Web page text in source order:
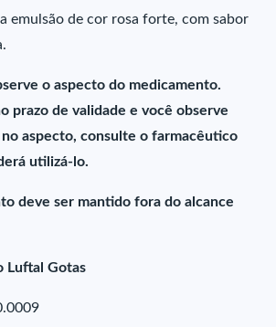
emulsão de cor rosa forte, com sabor
o aspecto do medicamento.
prazo de validade e você observe
no aspecto, consulte o farmacêutico
utilizá-lo.
deve ser mantido fora do alcance
Luftal Gotas